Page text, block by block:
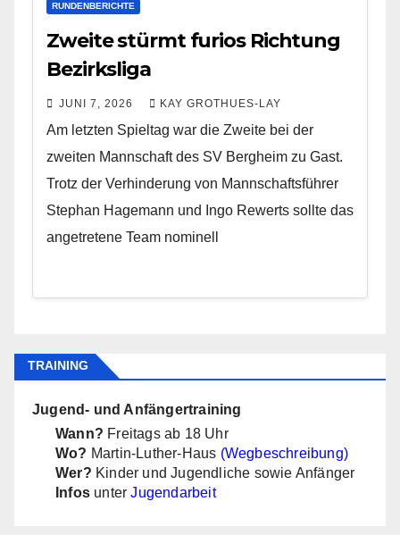
RUNDENBERICHTE
Zweite stürmt furios Richtung
Bezirksliga
JUNI 7, 2026 KAY GROTHUES-LAY
Am letzten Spieltag war die Zweite bei der
zweiten Mannschaft des SV Bergheim zu Gast.
Trotz der Verhinderung von Mannschaftsführer
Stephan Hagemann und Ingo Rewerts sollte das
angetretene Team nominell
TRAINING
Jugend- und Anfängertraining
Wann? Freitags ab 18 Uhr
Wo? Martin-Luther-Haus (Wegbeschreibung)
Wer? Kinder und Jugendliche sowie Anfänger
Infos unterJugendarbeit